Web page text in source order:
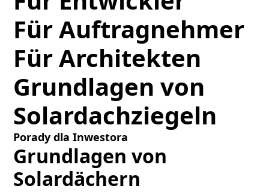
Für Auftragnehmer
Für Architekten
Grundlagen von
Solardachziegeln
Porady dla Inwestora
Grundlagen von
Solardächern